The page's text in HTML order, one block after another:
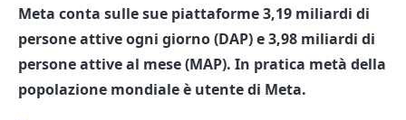
Meta conta sulle sue piattaforme 3,19 miliardi di
persone attive ogni giorno (DAP) e 3,98 miliardi di
persone attive al mese (MAP). In pratica metà della
popolazione mondiale è utente di Meta.